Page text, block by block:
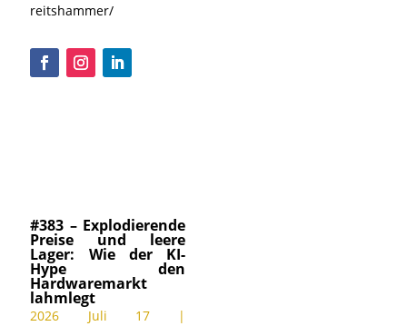
reitshammer/
#383 – Explodierende
Preise und leere
Lager: Wie der KI-
Hype den
Hardwaremarkt
lahmlegt
2026 Juli 17|